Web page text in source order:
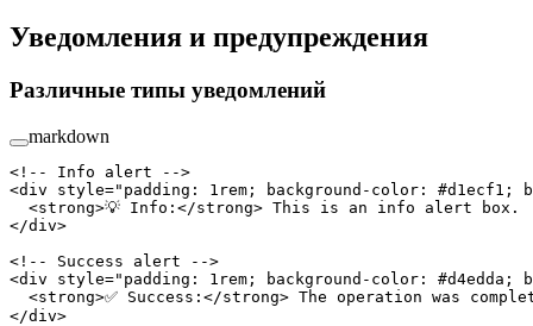
Уведомления и предупреждения
Различные типы уведомлений
markdown
<!-- Info alert -->
<div style="padding: 1rem; background-color:
  <
strong>💡 Info:</strong> This is an info alert box.
</div>
<!-- Success alert -->
<div style="padding: 1rem; background-color:
  <
strong>✅ Success:</strong> The operation was
</div>